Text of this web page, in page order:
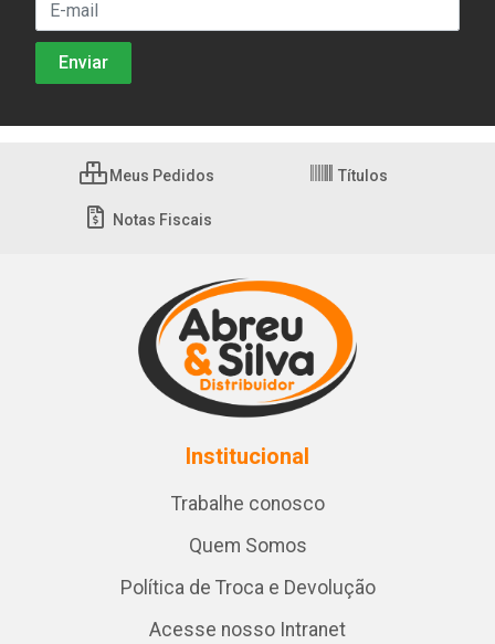
Meus Pedidos Títulos
Notas Fiscais
Institucional
Trabalhe conosco
Quem Somos
Política de Troca e Devolução
Acesse nosso Intranet